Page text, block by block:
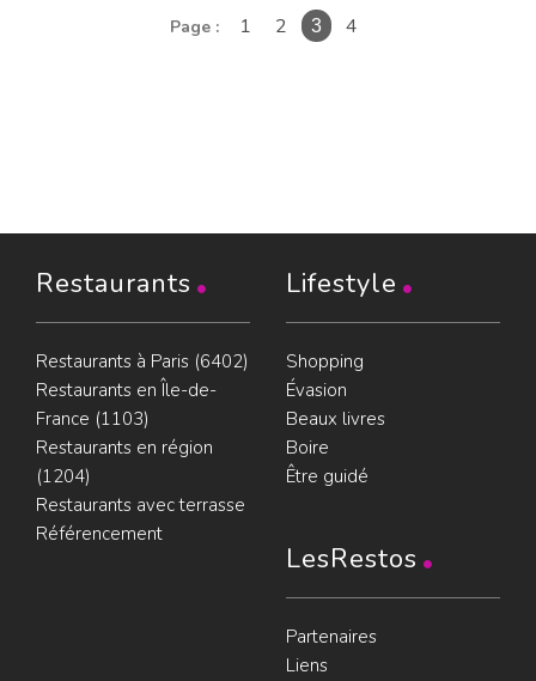
Page :
1 2 3 4
Restaurants
Restaurants à Paris (6402)
Restaurants en Île-de-
France (1103)
Restaurants en région
(1204)
Restaurants avec terrasse
Référencement
Lifestyle
Shopping
Évasion
Beaux livres
Boire
Être guidé
LesRestos
Partenaires
Liens